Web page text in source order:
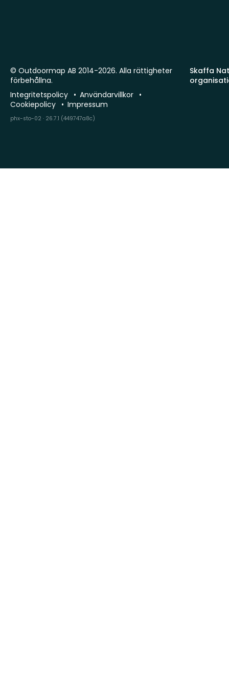
Skaffa
© Outdoormap AB 2014-2026. Alla rättigheter
förbehållna.
Integritetspolicy
Användarvillkor
Cookiepolicy
Impressum
phx-sto-02 · 26.7.1 (449747a8c)